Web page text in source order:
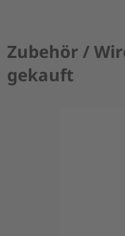
Zubehör /
gekauft